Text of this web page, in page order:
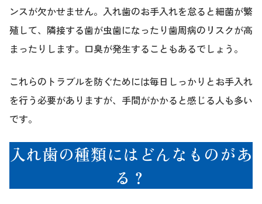
ンスが欠かせません。入れ歯のお手入れを怠ると細菌が繁
殖して、隣接する歯が虫歯になったり歯周病のリスクが高
まったりします。口臭が発生することもあるでしょう。
これらのトラブルを防ぐためには毎日しっかりとお手入れ
を行う必要がありますが、手間がかかると感じる人も多い
です。
入れ歯の種類にはどんなものがあ
る？